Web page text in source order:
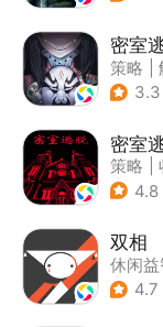
策略
| 密室
3.3
策略
| 密室
4.8
双相
休闲益
| 公益
4.7